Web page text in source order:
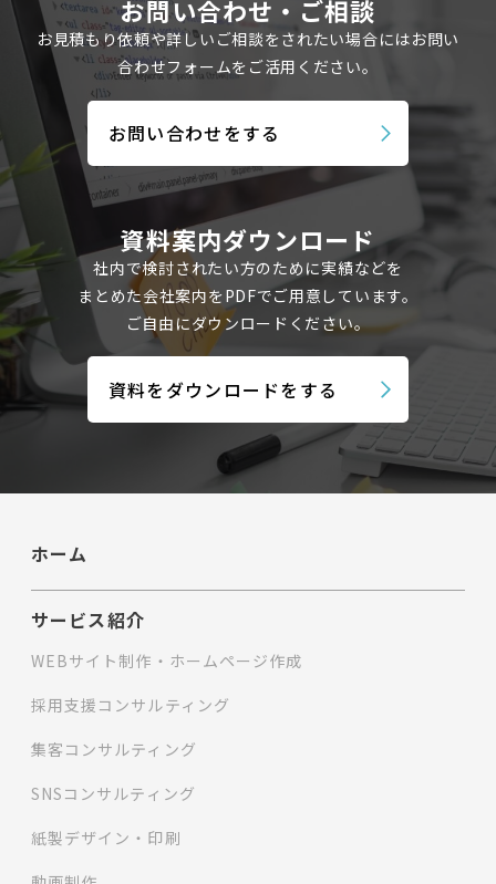
お問い合わせ・ご相談
お見積もり依頼や詳しいご相談をされたい場合にはお問い
合わせフォームを ご活用ください。
お問い合わせをする
資料案内ダウンロード
社内で検討されたい方のために実績などを
まとめた会社案内をPDFでご用意しています。
ご自由にダウンロードください。
資料をダウンロードをする
ホーム
サービス紹介
WEBサイト制作・ホームページ作成
採用支援コンサルティング
集客コンサルティング
SNSコンサルティング
紙製デザイン・印刷